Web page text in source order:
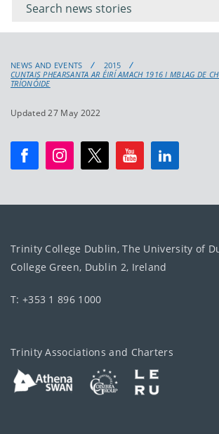
keyword
NEWS AND EVENTS
2015
CUNTAIS PHEARSANTA AR ÉIRÍ AMACH 1916 I MBLAG DE
TRÍONÓIDE
Updated 27 May 2022
Trinity College Dublin, The University of
College Green, Dublin 2, Ireland
T: +353 1 896 1000
Trinity Associations and Charters